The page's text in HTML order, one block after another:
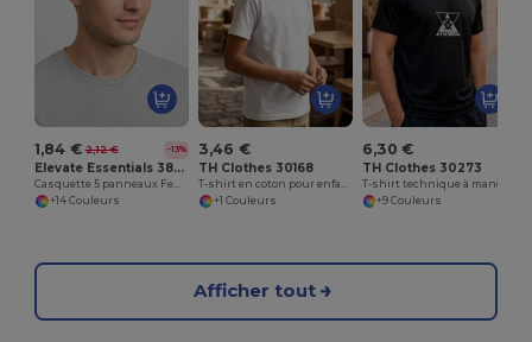
1,84 € 2,12 € -13%
Elevate Essentials 38666
+14 Couleurs
3,46 €
TH Clothes 30168
+1 Couleurs
6,30 €
TH Clothes 30273
+9 Couleurs
Afficher tout